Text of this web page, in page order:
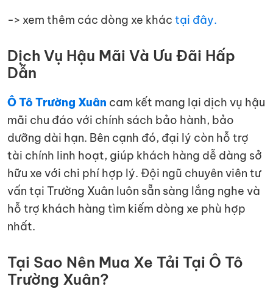
-> xem thêm các dòng xe khác tại đây.
Dịch Vụ Hậu Mãi Và Ưu Đãi Hấp
Dẫn
Ô Tô Trường Xuân cam kết mang lại dịch vụ hậu
mãi chu đáo với chính sách bảo hành, bảo
dưỡng dài hạn. Bên cạnh đó, đại lý còn hỗ trợ
tài chính linh hoạt, giúp khách hàng dễ dàng sở
hữu xe với chi phí hợp lý. Đội ngũ chuyên viên tư
vấn tại Trường Xuân luôn sẵn sàng lắng nghe và
hỗ trợ khách hàng tìm kiếm dòng xe phù hợp
nhất.
Tại Sao Nên Mua Xe Tải Tại Ô Tô
Trường Xuân?